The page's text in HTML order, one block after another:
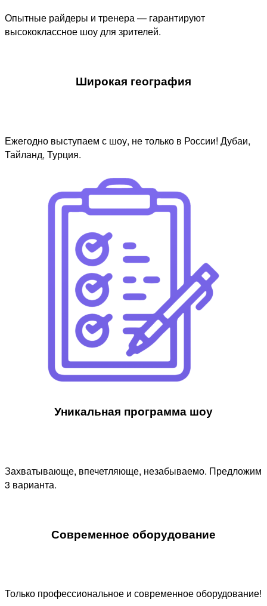
Опытные райдеры и тренера — гарантируют
высококлассное шоу для зрителей.
Широкая география
Ежегодно выступаем с шоу, не только в России! Дубаи,
Тайланд, Турция.
Уникальная программа шоу​
Захватывающе, впечетляюще, незабываемо. Предложим
3 варианта.
Современное оборудование
Только профессиональное и современное оборудование!